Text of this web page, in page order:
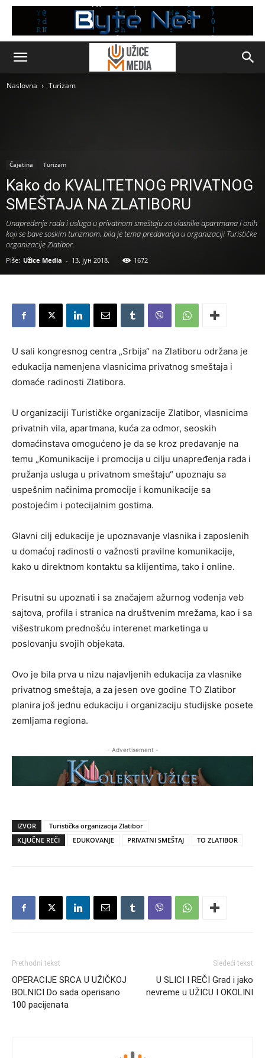
Naslovna Turizam
Čajetina Turizam
Kako do KVALITETNOG PRIVATNOG
SMEŠTAJA NA ZLATIBORU
Unapređenje rada i usluga u privatnom smeštaju za vlasnike apartmana i onih
koji se bave soskim turizmom, bila je tema predavanja u organizaciji Turističke
organizacije Zlatibor.
Piše: Užice Media - 13. јун 2018. 1672
U sali kongresnog centra „Srbija“ na Zlatiboru održana je
edukacija namenjena vlasnicima privatnog smeštaja i
domaće radinosti Zlatibora.
U organizaciji Turističke organizacije Zlatibor, vlasnicima
privatnih vila, apartmana, kuća za odmor, seoskih
domaćinstava omogućeno je da se kroz predavanje na
temu „Komunikacije i promocija u cilju unapređenja rada i
pružanja usluga u privatnom smeštaju“ upoznaju sa
uspešnim načinima promocije i komunikacije sa
postojećim i potecijalnim gostima.
Glavni cilj edukacije je upoznavanje vlasnika i zaposlenih
u domaćoj radinosti o važnosti pravilne komunikacije,
kako u direktnom kontaktu sa klijentima, tako i online.
Prisutni su upoznati i sa značajem ažurnog vođenja veb
sajtova, profila i stranica na društvenim mrežama, kao i sa
višestrukom prednošću interenet marketinga u
poslovanju svojih objekata.
Ovo je bila prva u nizu najavljenih edukacija za vlasnike
privatnog smeštaja, a za jesen ove godine TO Zlatibor
planira još jednu edukaciju i organizaciju studijske posete
zemljama regiona.
- Advertisement -
IZVOR
Turistička organizacija Zlatibor
KLJUČNE REČI
EDUKOVANJE PRIVATNI SMEŠTAJ TO ZLATIBOR
Prethodni tekst
OPERACIJE SRCA U UŽIČKOJ
BOLNICI Do sada operisano
100 pacijenata
Sledeći tekst
U SLICI I REČI Grad i jako
nevreme u UŽICU I OKOLINI